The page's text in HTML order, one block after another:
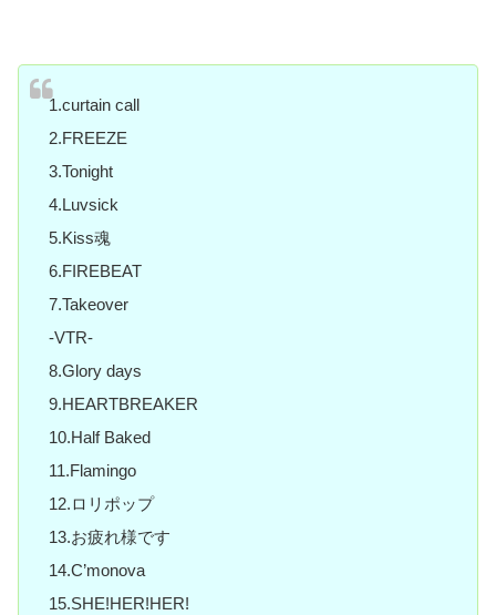
1.curtain call
2.FREEZE
3.Tonight
4.Luvsick
5.Kiss魂
6.FIREBEAT
7.Takeover
-VTR-
8.Glory days
9.HEARTBREAKER
10.Half Baked
11.Flamingo
12.ロリポップ
13.お疲れ様です
14.C’monova
15.SHE!HER!HER!